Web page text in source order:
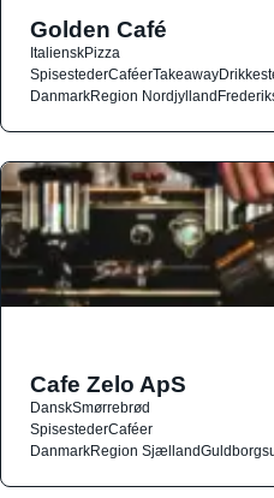
Golden Café
ItalienskPizza
SpisestederCaféerTakeaway
DanmarkRegion Nordjylland
Cafe Zelo ApS
DanskSmørrebrød
SpisestederCaféer
DanmarkRegion Sjælland